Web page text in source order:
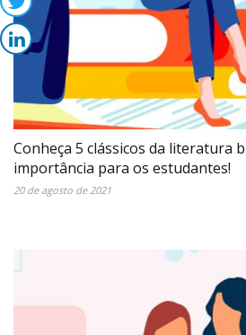
Conheça 5 clássicos da literatura
importância para os estudantes!
20 de agosto de 2021